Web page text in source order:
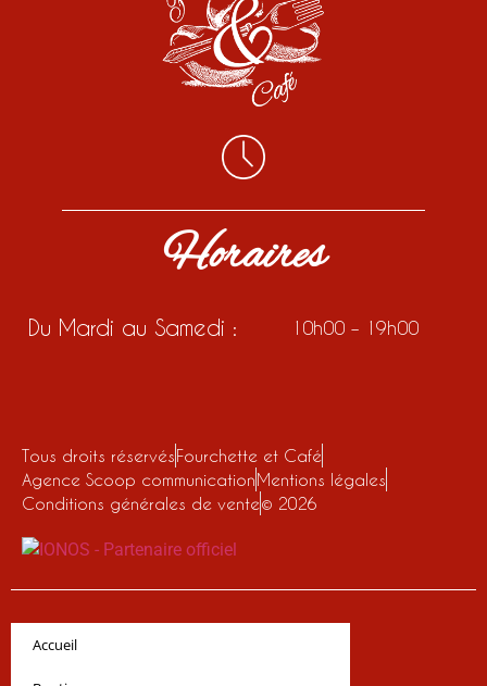
Horaires
Du Mardi au Samedi : 10h00 – 19h00
Tous droits réservésFourchette et Café
Agence Scoop communicationMentions légales
Conditions générales de vente© 2026
Accueil